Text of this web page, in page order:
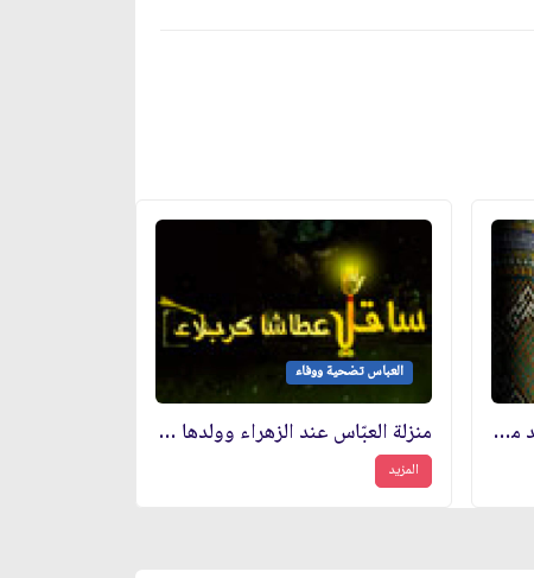
العبّاس عليه السّلام ومقامه عند محبّيه وشيعته
العباس تضحية ووفاء
منزلة العبّاس عند الزهراء وولدها الحسن عليهما السّلام
المزيد